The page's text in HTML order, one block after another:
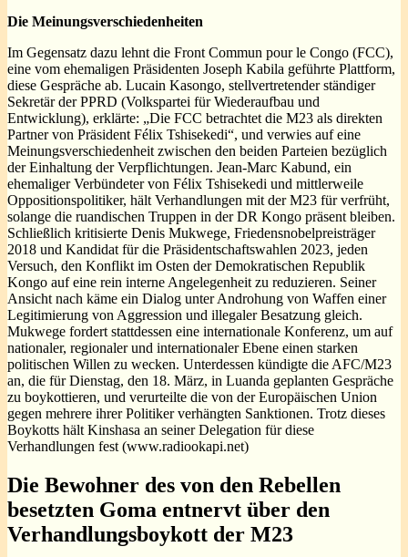
Die Meinungsverschiedenheiten
Im Gegensatz dazu lehnt die Front Commun pour le Congo (FCC),
eine vom ehemaligen Präsidenten Joseph Kabila geführte Plattform,
diese Gespräche ab. Lucain Kasongo, stellvertretender ständiger
Sekretär der PPRD (Volkspartei für Wiederaufbau und
Entwicklung), erklärte: „Die FCC betrachtet die M23 als direkten
Partner von Präsident Félix Tshisekedi“, und verwies auf eine
Meinungsverschiedenheit zwischen den beiden Parteien bezüglich
der Einhaltung der Verpflichtungen. Jean-Marc Kabund, ein
ehemaliger Verbündeter von Félix Tshisekedi und mittlerweile
Oppositionspolitiker, hält Verhandlungen mit der M23 für verfrüht,
solange die ruandischen Truppen in der DR Kongo präsent bleiben.
Schließlich kritisierte Denis Mukwege, Friedensnobelpreisträger
2018 und Kandidat für die Präsidentschaftswahlen 2023, jeden
Versuch, den Konflikt im Osten der Demokratischen Republik
Kongo auf eine rein interne Angelegenheit zu reduzieren. Seiner
Ansicht nach käme ein Dialog unter Androhung von Waffen einer
Legitimierung von Aggression und illegaler Besatzung gleich.
Mukwege fordert stattdessen eine internationale Konferenz, um auf
nationaler, regionaler und internationaler Ebene einen starken
politischen Willen zu wecken. Unterdessen kündigte die AFC/M23
an, die für Dienstag, den 18. März, in Luanda geplanten Gespräche
zu boykottieren, und verurteilte die von der Europäischen Union
gegen mehrere ihrer Politiker verhängten Sanktionen. Trotz dieses
Boykotts hält Kinshasa an seiner Delegation für diese
Verhandlungen fest (www.radiookapi.net)
Die Bewohner des von den Rebellen
besetzten Goma entnervt über den
Verhandlungsboykott der M23